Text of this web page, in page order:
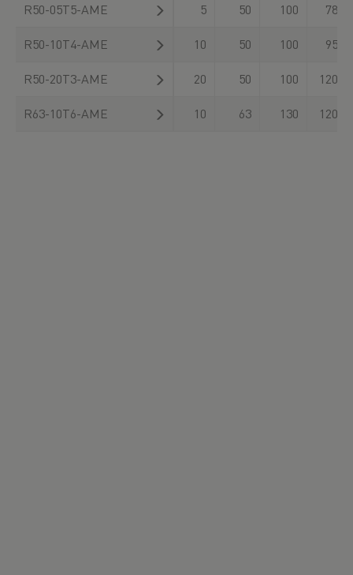
R50-05T5-AME 5 50 100 78
R50-10T4-AME 10 50 100 95
R50-20T3-AME 20 50 100 120
R63-10T6-AME 10 63 130 120